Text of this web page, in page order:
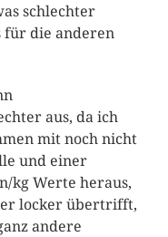
schlechter
für die anderen
aus, da ich
mit noch nicht
und einer
kg Werte heraus,
locker übertrifft,
andere